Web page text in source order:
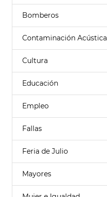
Bomberos
Contaminación Acústica
Cultura
Educación
Empleo
Fallas
Feria de Julio
Mayores